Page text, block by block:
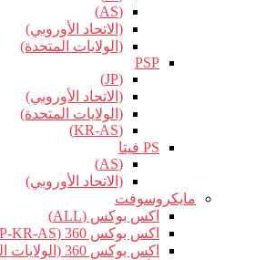
(AS)
(الاتحاد الأوروبي)
(الولايات المتحدة)
PSP
(JP)
(الاتحاد الأوروبي)
(الولايات المتحدة)
(KR-AS)
PS فيتا
(AS)
(الاتحاد الأوروبي)
مايكروسوفت
اكس بوكس (ALL)
اكس بوكس 360 (JP-KR-AS)
اكس بوكس 360